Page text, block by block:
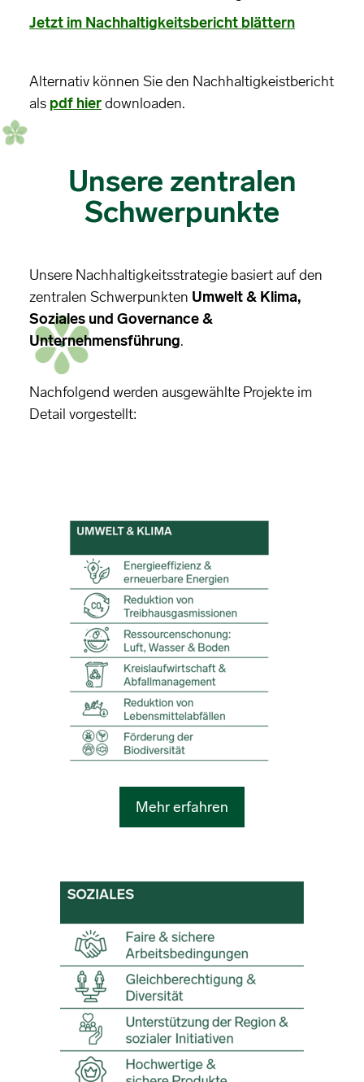
Jetzt im Nachhaltigkeitsbericht blättern
Alternativ können Sie den Nachhaltigkeistbericht
als pdf hierdownloaden.
Unsere zentralen
Schwerpunkte
Unsere Nachhaltigkeitsstrategie basiert auf den
zentralen Schwerpunkten Umwelt & Klima,
Soziales und Governance &
Unternehmensführung.
Nachfolgend werden ausgewählte Projekte im
Detail vorgestellt:
Mehr erfahren